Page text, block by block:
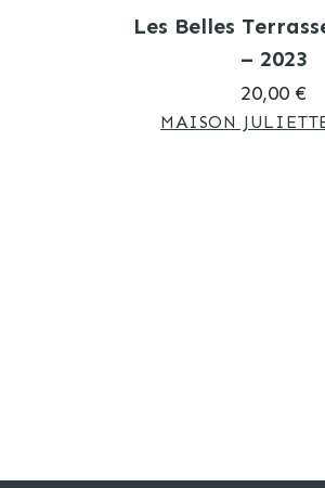
Les Belles
– 2023
20,00 €
MAISON